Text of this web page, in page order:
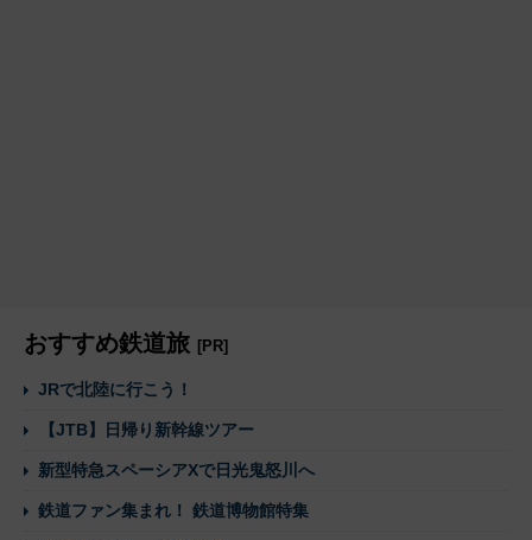
おすすめ鉄道旅 [PR]
JRで北陸に行こう！
【JTB】日帰り新幹線ツアー
新型特急スペーシアXで日光鬼怒川へ
鉄道ファン集まれ！ 鉄道博物館特集